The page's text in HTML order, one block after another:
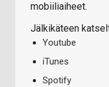
mobiiliaiheet.
Jälkikäteen
Youtube
iTunes
Spotify